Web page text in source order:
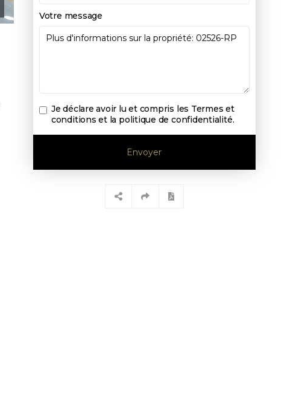
Votre message
Je déclare avoir lu et compris les Termes et
conditions et la politique de confidentialité.
Envoyer